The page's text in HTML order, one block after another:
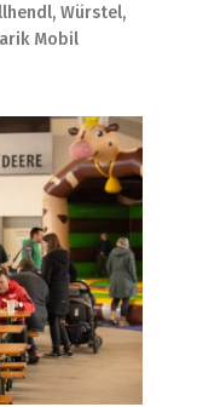
Würstel,
Mobil